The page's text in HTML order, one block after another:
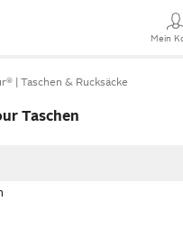
Mein
Taschen & Rucksäcke
Taschen